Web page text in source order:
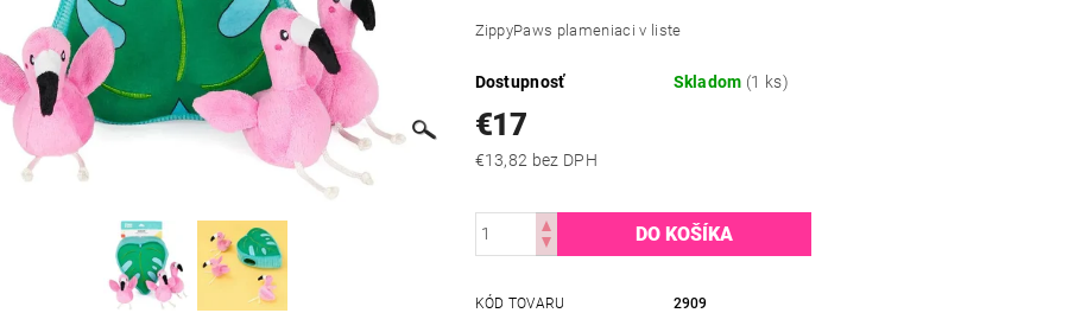
ZippyPaws plameniaci v liste
Dostupnosť Skladom (1 ks)
€17
€13,82 bez DPH
KÓD TOVARU
2909